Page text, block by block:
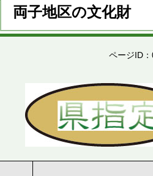
両子地区の文化財
ページID